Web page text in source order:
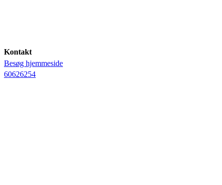
Kontakt
Besøg hjemmeside
60626254